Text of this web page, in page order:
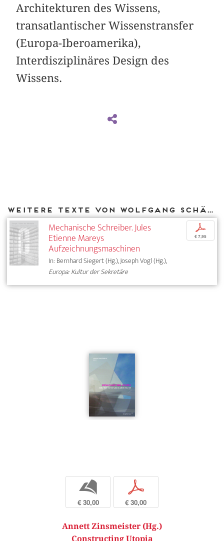
Architekturen des Wissens,
transatlantischer Wissenstransfer
(Europa-Iberoamerika),
Interdisziplinäres Design des
Wissens.
Weitere Texte von Wolfgang Schäffner bei DIAPHANES
Mechanische Schreiber. Jules
Etienne Mareys
Aufzeichnungsmaschinen
In: Bernhard Siegert (Hg.), Joseph Vogl (Hg.),
Europa: Kultur der Sekretäre
p
€ 7,95
b
€ 30,00
p
€ 30,00
Annett Zinsmeister (Hg.)
Constructing Utopia